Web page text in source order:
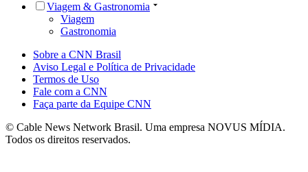
Viagem & Gastronomia
Viagem
Gastronomia
Sobre a CNN Brasil
Aviso Legal e Política de Privacidade
Termos de Uso
Fale com a CNN
Faça parte da Equipe CNN
© Cable News Network Brasil. Uma empresa NOVUS MÍDIA.
Todos os direitos reservados.